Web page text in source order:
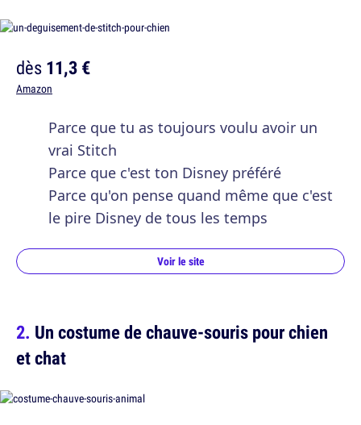
dès11,3 €
Amazon
Parce que tu as toujours voulu avoir un
vrai Stitch
Parce que c'est ton Disney préféré
Parce qu'on pense quand même que c'est
le pire Disney de tous les temps
Voir le site
Un costume de chauve-souris pour chien
et chat